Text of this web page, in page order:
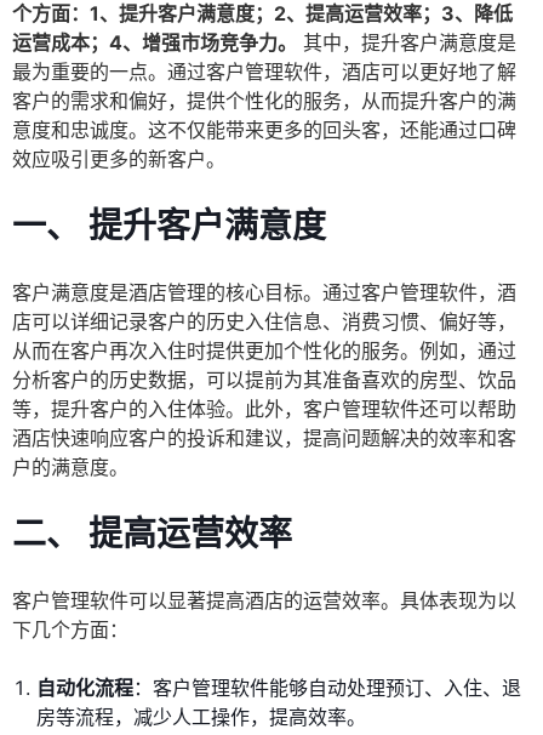
个方面：1、提升客户满意度；2、提高运营效率；3、降低
运营成本；4、增强市场竞争力。
其中，提升客户满意度是
最为重要的一点。通过客户管理软件，酒店可以更好地了解
客户的需求和偏好，提供个性化的服务，从而提升客户的满
意度和忠诚度。这不仅能带来更多的回头客，还能通过口碑
效应吸引更多的新客户。
一、 提升客户满意度
客户满意度是酒店管理的核心目标。通过客户管理软件，酒
店可以详细记录客户的历史入住信息、消费习惯、偏好等，
从而在客户再次入住时提供更加个性化的服务。例如，通过
分析客户的历史数据，可以提前为其准备喜欢的房型、饮品
等，提升客户的入住体验。此外，客户管理软件还可以帮助
酒店快速响应客户的投诉和建议，提高问题解决的效率和客
户的满意度。
二、 提高运营效率
客户管理软件可以显著提高酒店的运营效率。具体表现为以
下几个方面：
自动化流程：客户管理软件能够自动处理预订、入住、退
房等流程，减少人工操作，提高效率。